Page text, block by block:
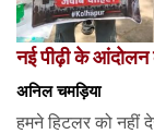
नई पीढ़ी के आंदोलन
अनिल चमड़िया
हमने हिटलर को नहीं